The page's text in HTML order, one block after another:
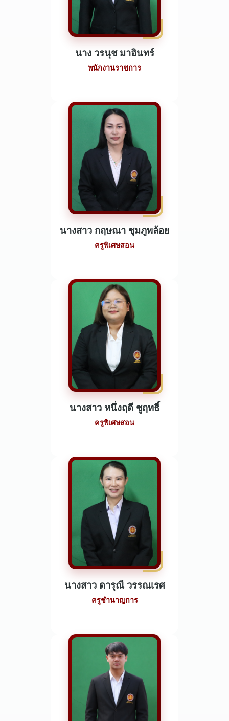
นาง วรนุช มาอินทร์
พนักงานราชการ
นางสาว กฤษณา ชุมภูพล้อย
ครูพิเศษสอน
นางสาว หนึ่งฤดี ชูฤทธิ์
ครูพิเศษสอน
นางสาว ดารุณี วรรณเรศ
ครูชำนาญการ